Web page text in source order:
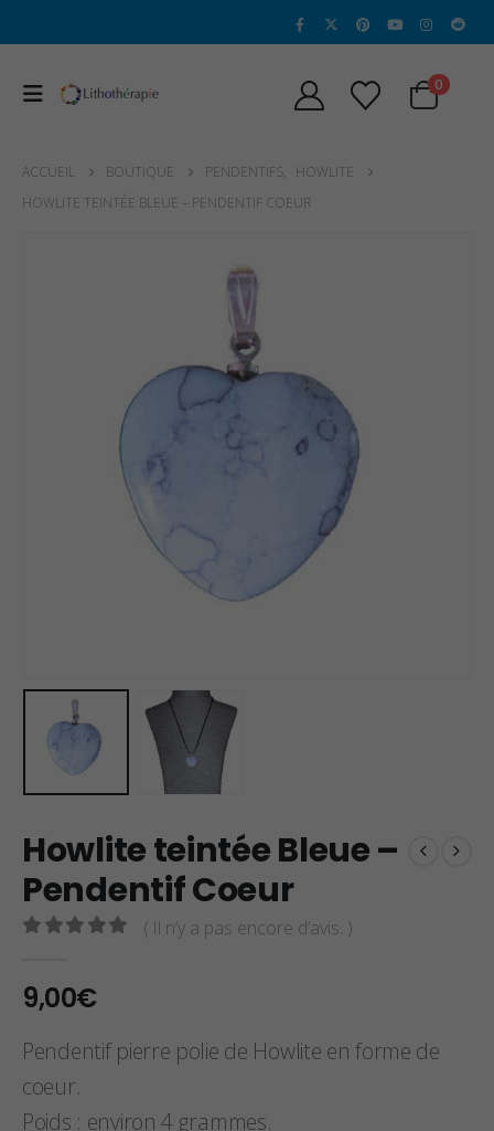
0
ACCUEIL BOUTIQUE PENDENTIFS, HOWLITE
HOWLITE TEINTÉE BLEUE – PENDENTIF COEUR
Howlite teintée Bleue –
Pendentif Coeur
( Il n’y a pas encore d’avis. )
9,00€
Pendentif pierre polie de Howlite en forme de
coeur.
Poids : environ 4 grammes.